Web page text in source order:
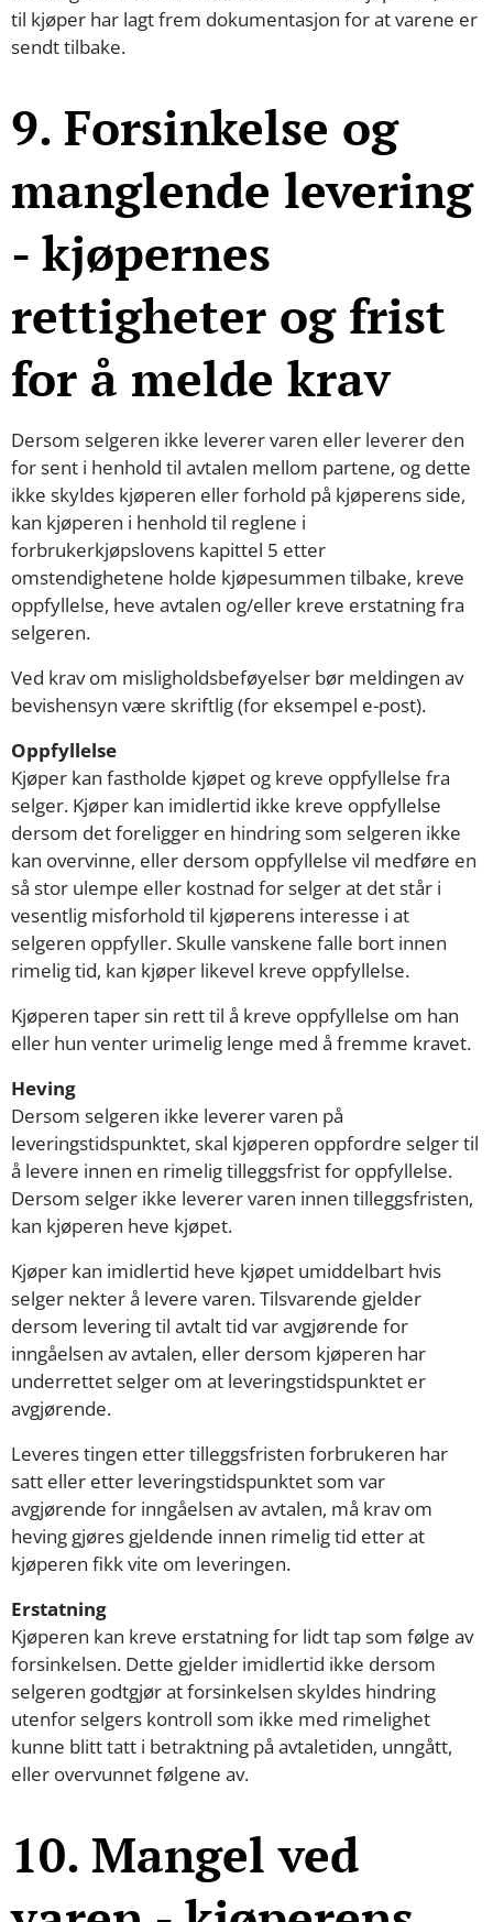
til kjøper har lagt frem dokumentasjon for at varene er
sendt tilbake.
9. Forsinkelse og
manglende levering
- kjøpernes
rettigheter og frist
for å melde krav
Dersom selgeren ikke leverer varen eller leverer den
for sent i henhold til avtalen mellom partene, og dette
ikke skyldes kjøperen eller forhold på kjøperens side,
kan kjøperen i henhold til reglene i
forbrukerkjøpslovens kapittel 5 etter
omstendighetene holde kjøpesummen tilbake, kreve
oppfyllelse, heve avtalen og/eller kreve erstatning fra
selgeren.
Ved krav om misligholdsbeføyelser bør meldingen av
bevishensyn være skriftlig (for eksempel e-post).
Oppfyllelse
Kjøper kan fastholde kjøpet og kreve oppfyllelse fra
selger. Kjøper kan imidlertid ikke kreve oppfyllelse
dersom det foreligger en hindring som selgeren ikke
kan overvinne, eller dersom oppfyllelse vil medføre en
så stor ulempe eller kostnad for selger at det står i
vesentlig misforhold til kjøperens interesse i at
selgeren oppfyller. Skulle vanskene falle bort innen
rimelig tid, kan kjøper likevel kreve oppfyllelse.
Kjøperen taper sin rett til å kreve oppfyllelse om han
eller hun venter urimelig lenge med å fremme kravet.
Heving
Dersom selgeren ikke leverer varen på
leveringstidspunktet, skal kjøperen oppfordre selger til
å levere innen en rimelig tilleggsfrist for oppfyllelse.
Dersom selger ikke leverer varen innen tilleggsfristen,
kan kjøperen heve kjøpet.
Kjøper kan imidlertid heve kjøpet umiddelbart hvis
selger nekter å levere varen. Tilsvarende gjelder
dersom levering til avtalt tid var avgjørende for
inngåelsen av avtalen, eller dersom kjøperen har
underrettet selger om at leveringstidspunktet er
avgjørende.
Leveres tingen etter tilleggsfristen forbrukeren har
satt eller etter leveringstidspunktet som var
avgjørende for inngåelsen av avtalen, må krav om
heving gjøres gjeldende innen rimelig tid etter at
kjøperen fikk vite om leveringen.
Erstatning
Kjøperen kan kreve erstatning for lidt tap som følge av
forsinkelsen. Dette gjelder imidlertid ikke dersom
selgeren godtgjør at forsinkelsen skyldes hindring
utenfor selgers kontroll som ikke med rimelighet
kunne blitt tatt i betraktning på avtaletiden, unngått,
eller overvunnet følgene av.
10. Mangel ved